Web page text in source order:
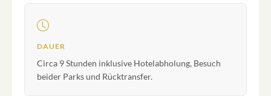
DAUER
Circa 9 Stunden inklusive Hotelabholung, Besuch
beider Parks und Rücktransfer.